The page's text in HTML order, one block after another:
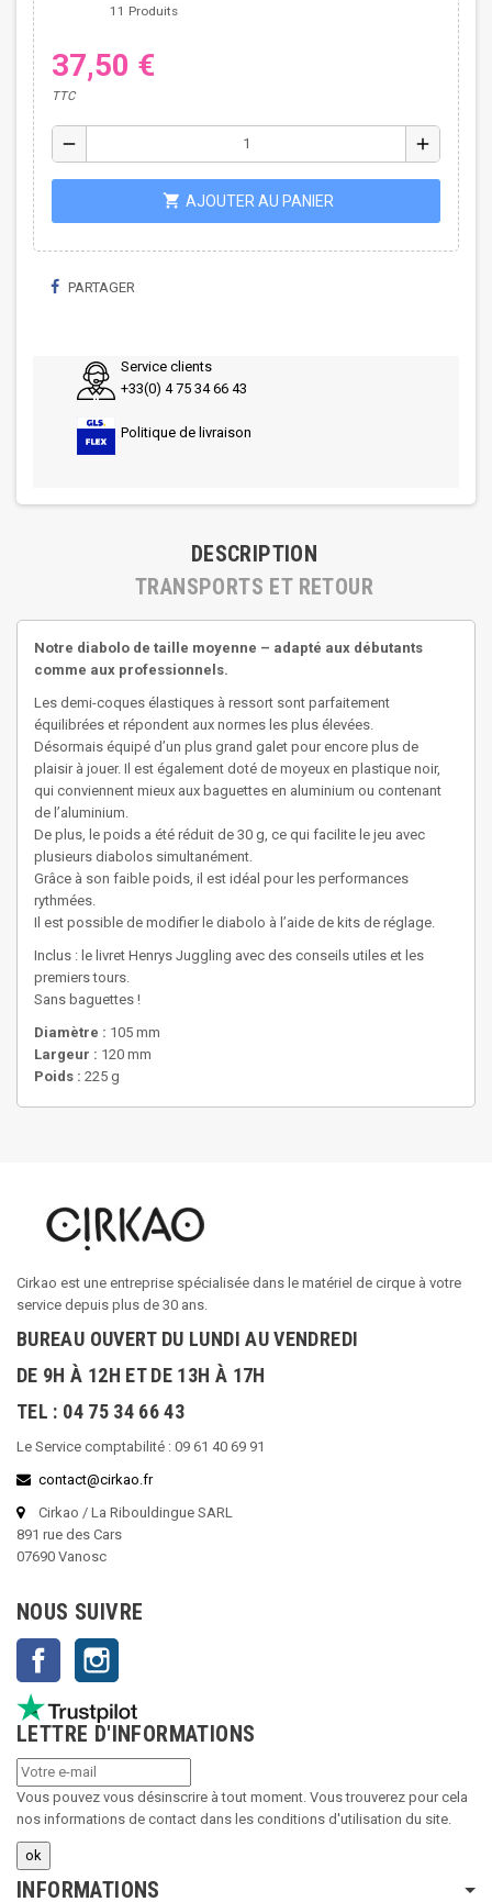
11 Produits
37,50 €
TTC
remove add
shopping_cart AJOUTER AU PANIER
PARTAGER
Service clients
+33(0) 4 75 34 66 43
Politique de livraison
DESCRIPTION
TRANSPORTS ET RETOUR
Notre diabolo de taille moyenne – adapté aux débutants
comme aux professionnels.
Les demi-coques élastiques à ressort sont parfaitement
équilibrées et répondent aux normes les plus élevées.
Désormais équipé d’un plus grand galet pour encore plus de
plaisir à jouer. Il est également doté de moyeux en plastique noir,
qui conviennent mieux aux baguettes en aluminium ou contenant
de l’aluminium.
De plus, le poids a été réduit de 30 g, ce qui facilite le jeu avec
plusieurs diabolos simultanément.
Grâce à son faible poids, il est idéal pour les performances
rythmées.
Il est possible de modifier le diabolo à l’aide de kits de réglage.
Inclus : le livret Henrys Juggling avec des conseils utiles et les
premiers tours.
Sans baguettes !
Diamètre : 105 mm
Largeur : 120 mm
Poids : 225 g
Cirkao est une entreprise spécialisée dans le matériel de cirque à votre
service depuis plus de 30 ans.
BUREAU OUVERT DU LUNDI AU VENDREDI
DE 9H À 12H ET DE 13H À 17H
TEL : 04 75 34 66 43
Le Service comptabilité : 09 61 40 69 91
contact@cirkao.fr
Cirkao / La Ribouldingue SARL
891 rue des Cars
07690 Vanosc
NOUS SUIVRE
Facebook
LETTRE D'INFORMATIONS
Vous pouvez vous désinscrire à tout moment. Vous trouverez pour cela
nos informations de contact dans les conditions d'utilisation du site.
INFORMATIONS